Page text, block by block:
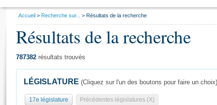
Général
Vous
Accueil Recherche sur... Résultats de la recherche
Résultats de la recherche
787382 résultats trouvés
LÉGISLATURE (Cliquez sur l'un des boutons pour faire un choix)
17e législature Précédentes législatures (X)